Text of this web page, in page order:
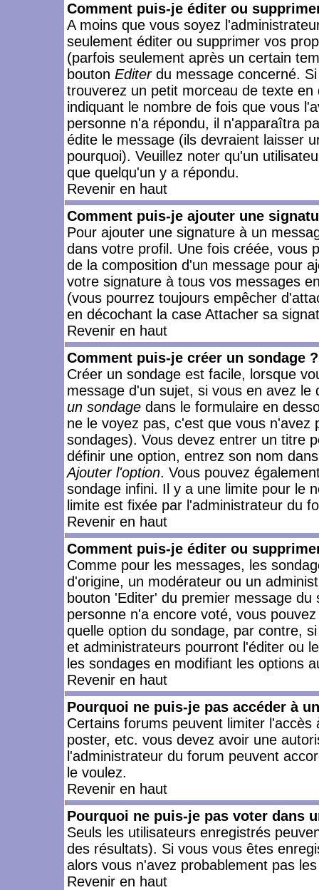
Comment puis-je éditer ou
A moins que vous soyez
seulement éditer ou supprimer vos
(parfois seulement après un certain
bouton Editerdu message concerné.
trouverez un petit morceau de texte
indiquant le nombre de fois que vous
personne n'a répondu, il n'apparaîtra
édite le message (ils devraient laisser
pourquoi). Veuillez noter qu'un
que quelqu'un y a répondu.
Revenir en haut
Comment puis-je ajouter une
Pour ajouter une signature à un
dans votre profil. Une fois créée, vous
de la composition d'un message pour
votre signature à tous vos messages
(vous pourrez toujours empêcher
en décochant la case Attacher sa
Revenir en haut
Comment puis-je créer un sondage ?
Créer un sondage est facile, lorsque
message d'un sujet, si vous en avez
un sondage dans le formulaire en
ne le voyez pas, c'est que vous
sondages). Vous devez entrer un titre
définir une option, entrez son nom
Ajouter l'option. Vous pouvez
sondage infini. Il y a une limite pour le
limite est fixée par l'administrateur du
Revenir en haut
Comment puis-je éditer ou
Comme pour les messages, les
d'origine, un modérateur ou un
bouton 'Editer' du premier message
personne n'a encore voté, vous
quelle option du sondage, par contre,
et administrateurs pourront l'éditer ou
les sondages en modifiant les options
Revenir en haut
Pourquoi ne puis-je pas accéder à
Certains forums peuvent limiter
poster, etc. vous devez avoir une
l'administrateur du forum peuvent
le voulez.
Revenir en haut
Pourquoi ne puis-je pas voter dans
Seuls les utilisateurs enregistrés
des résultats). Si vous vous êtes
alors vous n'avez probablement pas
Revenir en haut